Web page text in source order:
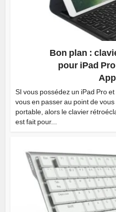
Bon plan :
pour iPad
SI vous possédez un iPad Pro
vous en passer au point de
portable, alors le clavier
est fait pour...